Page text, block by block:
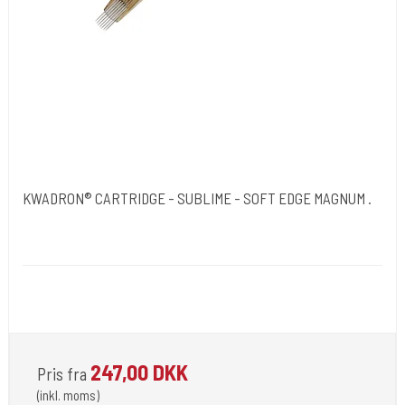
KWADRON® CARTRIDGE - SUBLIME - SOFT EDGE MAGNUM .
Pris fra 247,00 DKK
(inkl. moms)